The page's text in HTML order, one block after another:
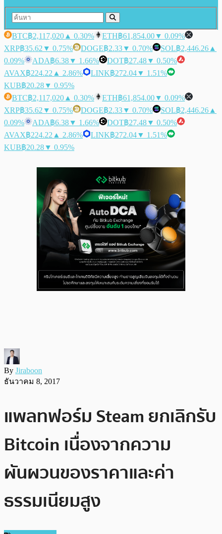
BTC฿2,117,020 ▲ 0.30% ETH฿61,854.00▼ 0.09%
XRP฿35.62 ▼ 0.75% DOGE฿2.33▼ 0.70% SOL฿2,446.26 ▲
0.09%
ADA฿6.38▼ 1.66% DOT฿27.48▼ 0.50%
AVAX฿224.22 ▲ 2.86% LINK฿272.04▼ 1.51%
KUB฿20.28▼ 0.95%
BTC฿2,117,020 ▲ 0.30% ETH฿61,854.00▼ 0.09%
XRP฿35.62 ▼ 0.75% DOGE฿2.33▼ 0.70% SOL฿2,446.26 ▲
0.09%
ADA฿6.38▼ 1.66% DOT฿27.48▼ 0.50%
AVAX฿224.22 ▲ 2.86% LINK฿272.04▼ 1.51%
KUB฿20.28▼ 0.95%
By Jiraboon
ธันวาคม 8, 2017
แพลทฟอร์ม Steam ยกเลิกรับ
Bitcoin เนื่องจากความ
ผันผวนของราคาและค่า
ธรรมเนียมสูง